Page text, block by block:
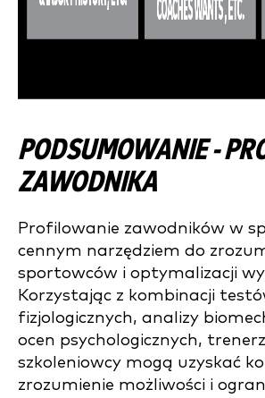
PODSUMOWANIE -
ZAWODNIKA
Profilowanie zawodników w
cennym narzędziem do
sportowców i optymalizacji
Korzystając z kombinacji
fizjologicznych, analizy
ocen psychologicznych,
szkoleniowcy mogą uzyskać
zrozumienie możliwości i